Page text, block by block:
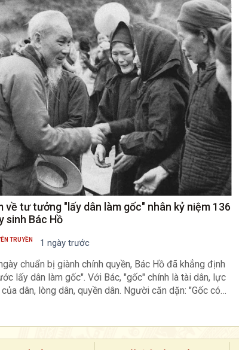
về tư tưởng "lấy dân làm gốc" nhân kỷ niệm 136
sinh Bác Hồ
TRUYỀN 1 ngày trước
chuẩn bị giành chính quyền, Bác Hồ đã khẳng định
lấy dân làm gốc". Với Bác, "gốc" chính là tài dân, lực
của dân, lòng dân, quyền dân. Người căn dặn: "Gốc có
nhiêu lợi ích đều vì dân. Bao nhiêu quyền hạn đều
việc đổi mới, xây dựng là trách nhiệm của dân...Nói